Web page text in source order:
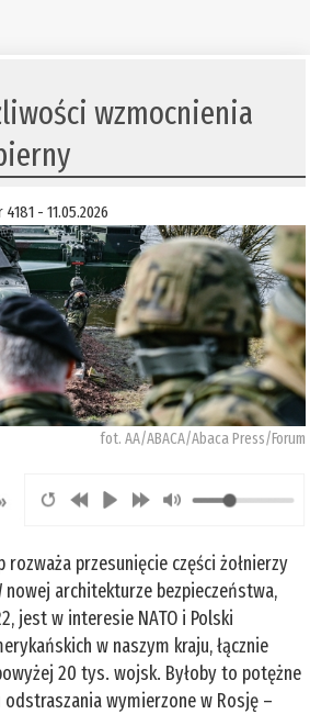
wzmocnienia
- 11.05.2026
fot. AA/ABACA/Abaca Press/Forum
rozważa przesunięcie części żołnierzy
nowej architekturze bezpieczeństwa,
jest w interesie NATO i Polski
w naszym kraju, łącznie
20 tys. wojsk. Byłoby to potężne
odstraszania wymierzone w Rosję –